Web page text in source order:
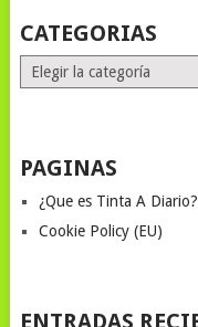
CATEGORIAS
Categorias
PAGINAS
¿Que es Tinta A
Cookie Policy (EU)
ENTRADAS